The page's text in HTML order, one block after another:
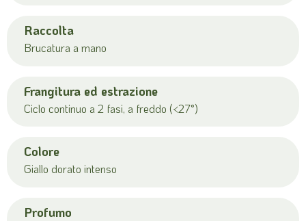
Raccolta
Brucatura a mano
Frangitura ed estrazione
Ciclo continuo a 2 fasi, a freddo (<27°)
Colore
Giallo dorato intenso
Profumo